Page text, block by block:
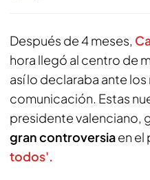
Después de 4 meses,
hora llegó al centro de
así lo declaraba ante
comunicación. Estas
presidente valenciano,
gran controversiaen el
todos'.